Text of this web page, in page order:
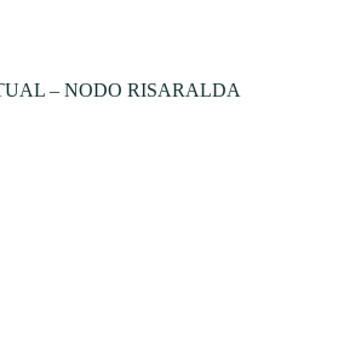
– NODO RISARALDA